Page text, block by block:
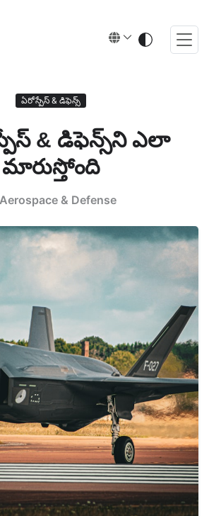
ఏరోస్పేస్ & డిఫెన్స్
& డిఫెన్స్‌ని ఎలా
మారుస్తోంది
Aerospace & Defense